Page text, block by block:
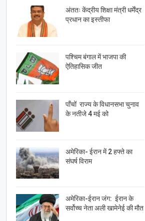
अंततः केंद्रीय शिक्षा मंत्री धर्मेंद्र
प्रधान का इस्तीफा
पश्चिम बंगाल में भाजपा की
ऐतिहासिक जीत
पाँचों राज्य के विधानसभा चुनाव
के नतीजे 4 मई को
अमेरिका- ईरान में 2 हफ्ते का
संघर्ष विराम
अमेरिका-ईरान जंग: ईरान के
सर्वोच्च नेता अली खामेनेई की मौत